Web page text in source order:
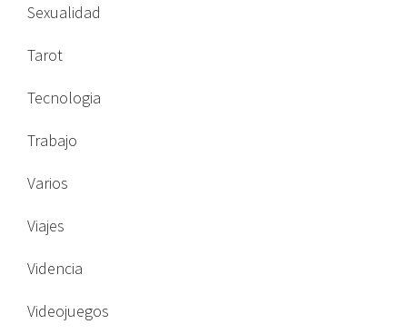
Sexualidad
Tarot
Tecnologia
Trabajo
Varios
Viajes
Videncia
Videojuegos